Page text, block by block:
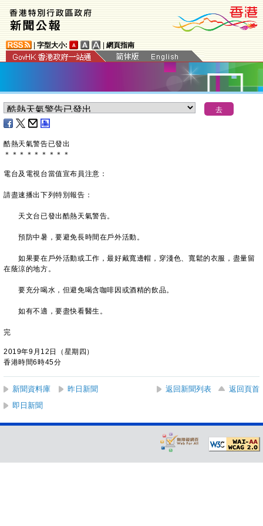
字型大小: 網頁指南
酷熱天氣警告已發出
＊ ＊ ＊ ＊ ＊ ＊ ＊ ＊ ＊
電台及電視台當值宣布員注意：
請盡速播出下列特別報告：
天文台已發出酷熱天氣警告。
預防中暑，要避免長時間在戶外活動。
如果要在戶外活動或工作，最好戴寬邊帽，穿淺色、寬鬆的衣服，盡量留
在蔭涼的地方。
要充分喝水，但避免喝含咖啡因或酒精的飲品。
如有不適，要盡快看醫生。
完
2019年9月12日（星期四）
香港時間6時45分
新聞資料庫 昨日新聞 返回新聞列表
返回頁首
即日新聞